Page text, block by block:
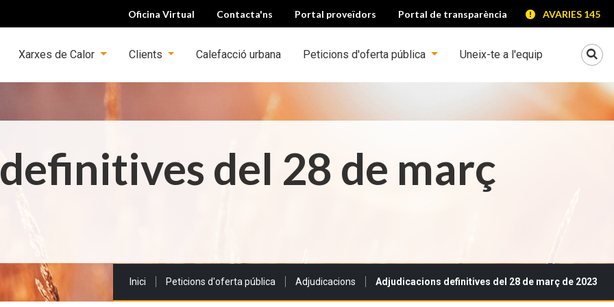
Oficina Virtual Contacta'ns Portal proveïdors Portal de transparència AVARIES 145
Xarxes de Calor Clients Calefacció urbana Peticions d'oferta pública Uneix-te a l'equip
del 28 de març
Sou a:
Inici Peticions d'oferta pública Adjudicacions Adjudicacions definitives del 28 de març de 2023